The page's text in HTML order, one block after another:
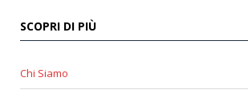
SCOPRI DI PIÙ
Chi Siamo